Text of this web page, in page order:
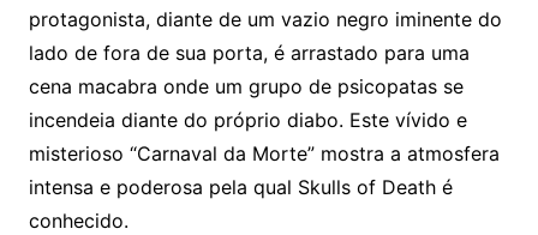
protagonista, diante de um vazio negro iminente do
lado de fora de sua porta, é arrastado para uma
cena macabra onde um grupo de psicopatas se
incendeia diante do próprio diabo. Este vívido e
misterioso “Carnaval da Morte” mostra a atmosfera
intensa e poderosa pela qual Skulls of Death é
conhecido.